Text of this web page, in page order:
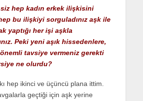
hep kadın erkek ilişkisini
bu ilişkiyi sorguladınız aşk ile
yaptığı her işi aşkla
Peki yeni aşık hissedenlere,
tavsiye vermeniz gerekti
ne olurdu?
hep ikinci ve üçüncü plana ittim.
geçtiği için aşk yerine